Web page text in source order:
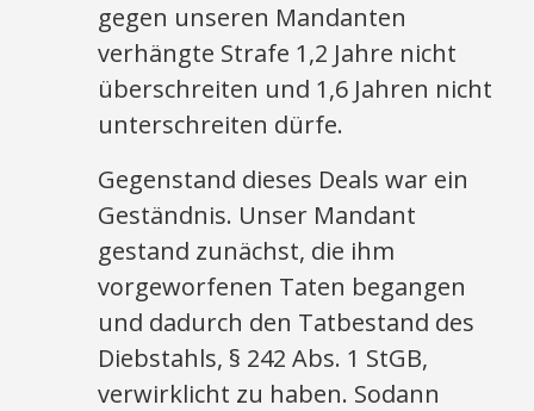
gegen unseren Mandanten
verhängte Strafe 1,2 Jahre nicht
überschreiten und 1,6 Jahren nicht
unterschreiten dürfe.
Gegenstand dieses Deals war ein
Geständnis. Unser Mandant
gestand zunächst, die ihm
vorgeworfenen Taten begangen
und dadurch den Tatbestand des
Diebstahls, § 242 Abs. 1 StGB,
verwirklicht zu haben. Sodann